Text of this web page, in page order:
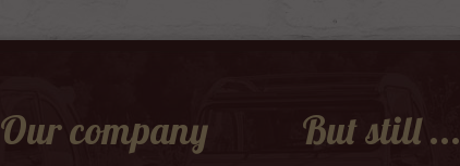
Our company But still ...